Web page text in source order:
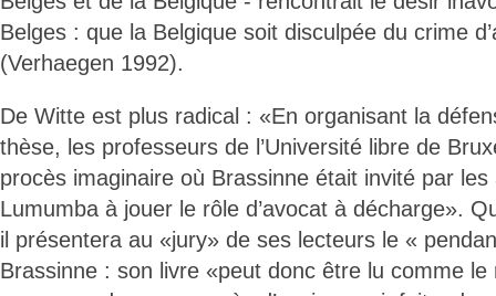
Belges : que la Belgique soit disculpée du crime
(Verhaegen 1992).
De Witte est plus radical : «En organisant la
thèse, les professeurs de l’Université libre de
procès imaginaire où Brassinne était invité par les
Lumumba à jouer le rôle d’avocat à décharge».
il présentera au «jury» de ses lecteurs le «
Brassinne : son livre «peut donc être lu comme le